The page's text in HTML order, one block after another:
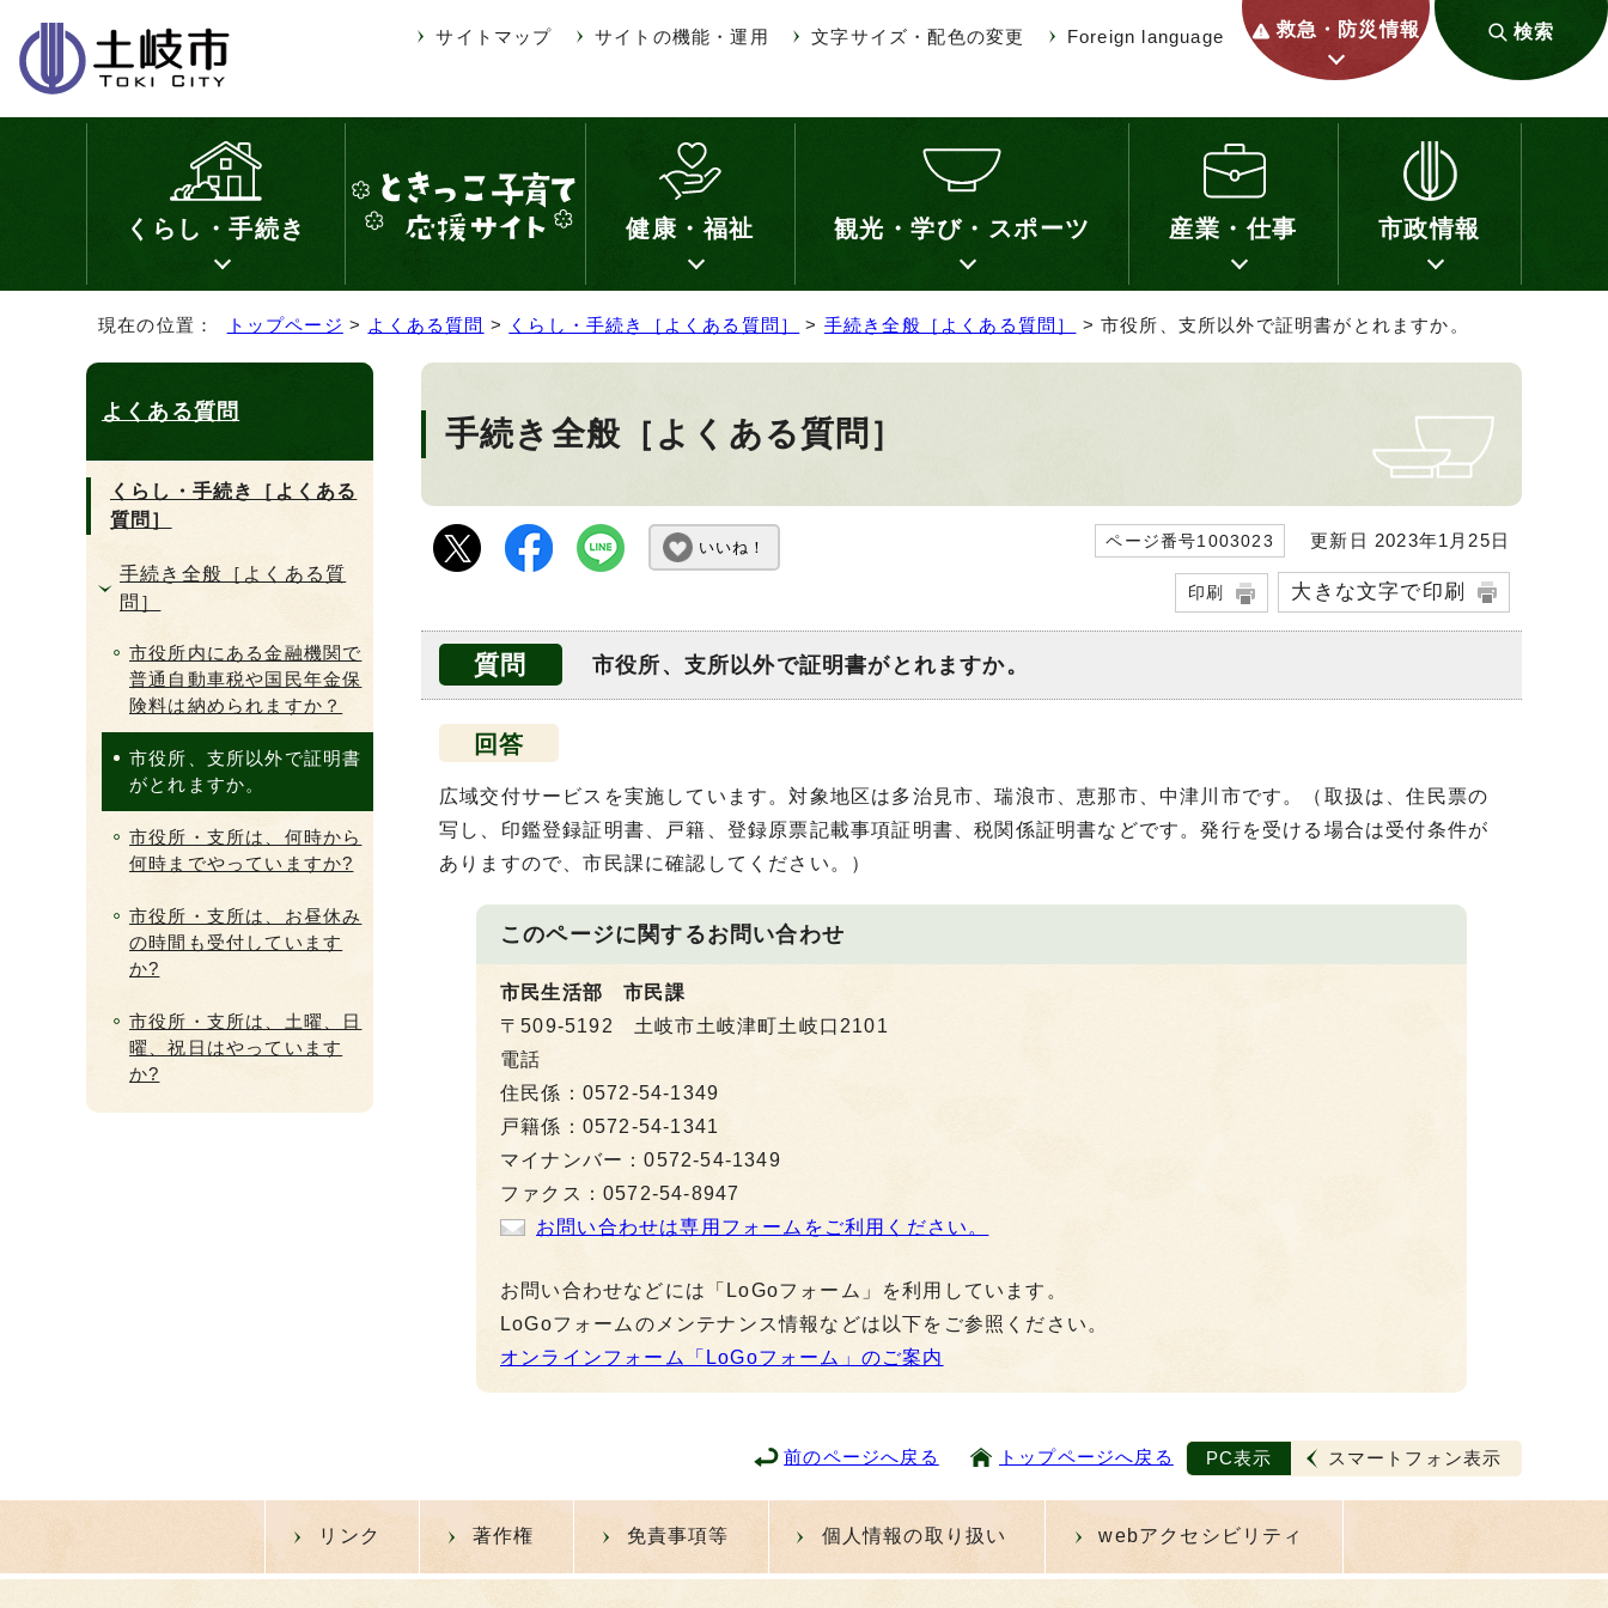
サイトマップ サイトの機能・運用 文字サイズ・配色の変更 Foreign language 救急・防災情報 検索
くらし・手続き 健康・福祉 観光・学び・スポーツ 産業・仕事 市政情報
現在の位置： トップページ > よくある質問 > くらし・手続き［よくある質問］ > 手続き全般［よくある質問］ > 市役所、支所以外で証明書がとれますか。
手続き全般［よくある質問］
いいね！ ページ番号1003023 更新日 2023年1月25日
印刷 大きな文字で印刷
質問 市役所、支所以外で証明書がとれますか。
回答
広域交付サービスを実施しています。対象地区は多治見市、瑞浪市、恵那市、中津川市です。（取扱は、住民票の
写し、印鑑登録証明書、戸籍、登録原票記載事項証明書、税関係証明書などです。発行を受ける場合は受付条件が
ありますので、市民課に確認してください。）
このページに関するお問い合わせ
市民生活部 市民課
〒509-5192 土岐市土岐津町土岐口2101
電話
住民係：0572-54-1349
戸籍係：0572-54-1341
マイナンバー：0572-54-1349
ファクス：0572-54-8947
お問い合わせは専用フォームをご利用ください。
お問い合わせなどには「LoGoフォーム」を利用しています。
LoGoフォームのメンテナンス情報などは以下をご参照ください。
オンラインフォーム「LoGoフォーム」のご案内
よくある質問
くらし・手続き［よくある
質問］
手続き全般［よくある質
問］
市役所内にある金融機関で
普通自動車税や国民年金保
険料は納められますか？
市役所、支所以外で証明書
がとれますか。
市役所・支所は、何時から
何時までやっていますか?
市役所・支所は、お昼休み
の時間も受付しています
か?
市役所・支所は、土曜、日
曜、祝日はやっています
か?
前のページへ戻る トップページへ戻る PC表示 スマートフォン表示
リンク 著作権 免責事項等 個人情報の取り扱い webアクセシビリティ